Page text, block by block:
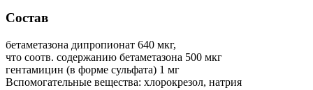
Состав
бетаметазона дипропионат 640 мкг,
что соотв. содержанию бетаметазона 500 мкг
гентамицин (в форме сульфата) 1 мг
Вспомогательные вещества: хлорокрезол, натрия